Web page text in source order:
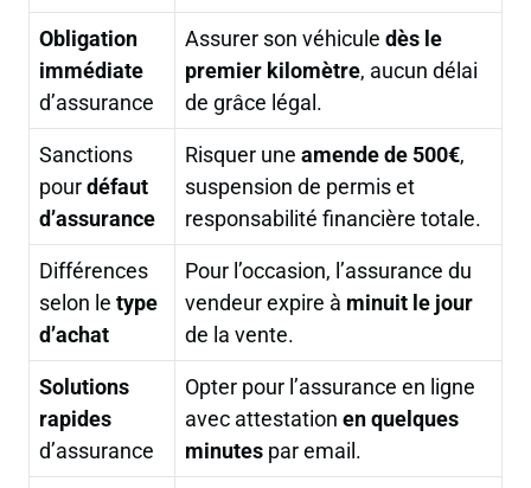
Obligation
immédiate
d’assurance
Assurer son véhicule dès le
premier kilomètre, aucun délai
de grâce légal.
Sanctions
pourdéfaut
d’assurance
Risquer une amende de 500€,
suspension de permis et
responsabilité financière totale.
Différences
selon le type
d’achat
Pour l’occasion, l’assurance du
vendeur expire à minuit le jour
de la vente.
Solutions
rapides
d’assurance
Opter pour l’assurance en ligne
avec attestation en quelques
minutes par email.